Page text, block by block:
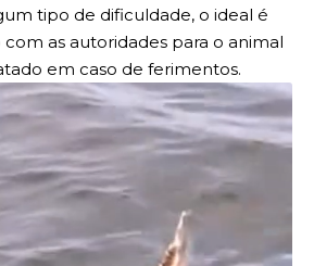
tipo de dificuldade, o ideal é
as autoridades para o animal
em caso de ferimentos.